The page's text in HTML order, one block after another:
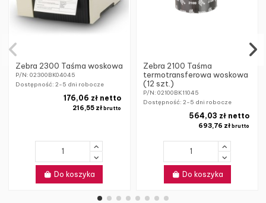
Zebra 2300 Taśma woskowa
P/N: 02300BK04045
Dostępność: 2-5 dni robocze
216,55 złbrutto
176,06 zł netto
Do koszyka
Zebra 2100 Taśma
termotransferowa woskowa
(12 szt.)
P/N: 02100BK11045
Dostępność:2-5 dni robocze
693,76 zł brutto
564,03 zł netto
Do koszyka